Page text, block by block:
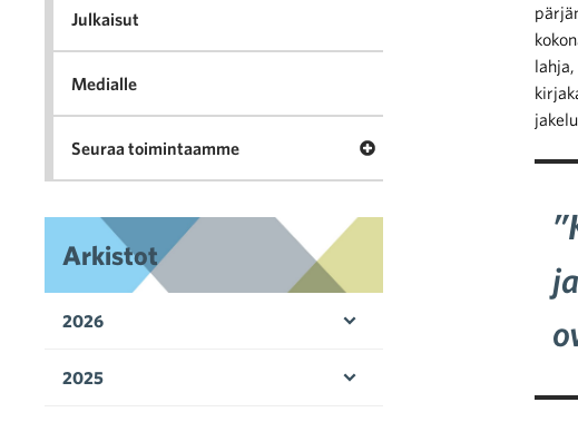
Julkaisut
Medialle
Seuraa toimintaamme Avaa valikko Seuraa
Arkistot
2026
2025